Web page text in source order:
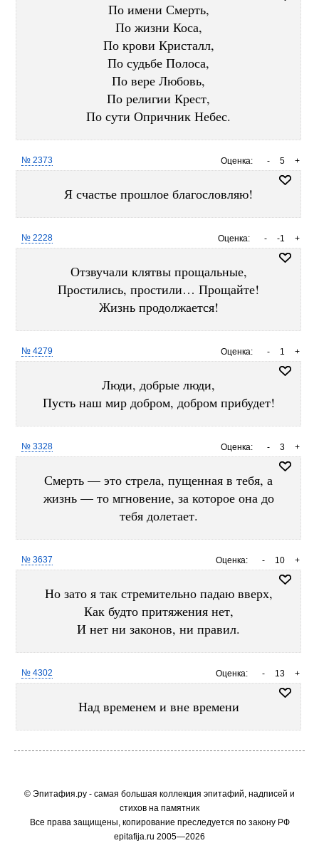
По имени Смерть,
По жизни Коса,
По крови Кристалл,
По судьбе Полоса,
По вере Любовь,
По религии Крест,
По сути Опричник Небес.
Оценка: +
5
-
№ 2373
Я счастье прошлое благословляю!
Оценка: +
-1
-
№ 2228
Отзвучали клятвы прощальные,
Простились, простили… Прощайте!
Жизнь продолжается!
Оценка: +
1
-
№ 4279
Люди, добрые люди,
Пусть наш мир добром, добром прибудет!
Оценка: +
3
-
№ 3328
Смерть — это стрела, пущенная в тебя, а
жизнь — то мгновение, за которое она до
тебя долетает.
Оценка: +
10
-
№ 3637
Но зато я так стремительно падаю вверх,
Как будто притяжения нет,
И нет ни законов, ни правил.
Оценка: +
13
-
№ 4302
Над временем и вне времени
© Эпитафия.ру - самая большая коллекция эпитафий, надписей и
стихов на памятник
Все права защищены, копирование преследуется по закону РФ
epitafija.ru 2005—2026